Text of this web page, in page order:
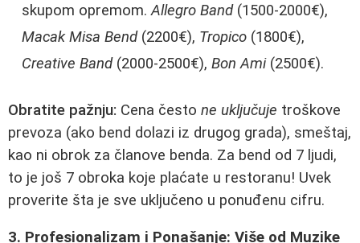
skupom opremom.Allegro Band(1500-2000€),
Macak Misa Bend(2200€), Tropico (1800€),
Creative Band(2000-2500€), Bon Ami(2500€).
Obratite pažnju: Cena često ne uključuje troškove
prevoza (ako bend dolazi iz drugog grada), smeštaj,
kao ni obrok za članove benda. Za bend od 7 ljudi,
to je još 7 obroka koje plaćate u restoranu! Uvek
proverite šta je sve uključeno u ponuđenu cifru.
3. Profesionalizam i Ponašanje: Više od Muzike